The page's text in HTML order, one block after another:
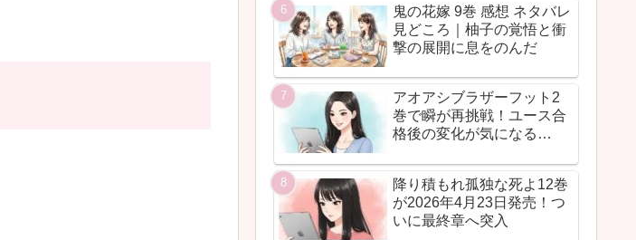
鬼の花嫁 9巻 感想 ネタバレ
見どころ｜柚子の覚悟と衝
撃の展開に息をのんだ
アオアシブラザーフット2
巻で瞬が再挑戦！ユース合
格後の変化が気になる…
降り積もれ孤独な死よ12巻
が2026年4月23日発売！つ
いに最終章へ突入